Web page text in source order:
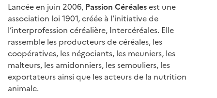
Lancée en juin 2006, Passion Céréalesest une
association loi 1901, créée à l’initiative de
l’interprofession céréalière, Intercéréales. Elle
rassemble les producteurs de céréales, les
coopératives, les négociants, les meuniers, les
malteurs, les amidonniers, les semouliers, les
exportateurs ainsi que les acteurs de la nutrition
animale.